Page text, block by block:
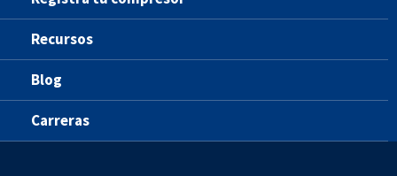
Recursos
Blog
Carreras